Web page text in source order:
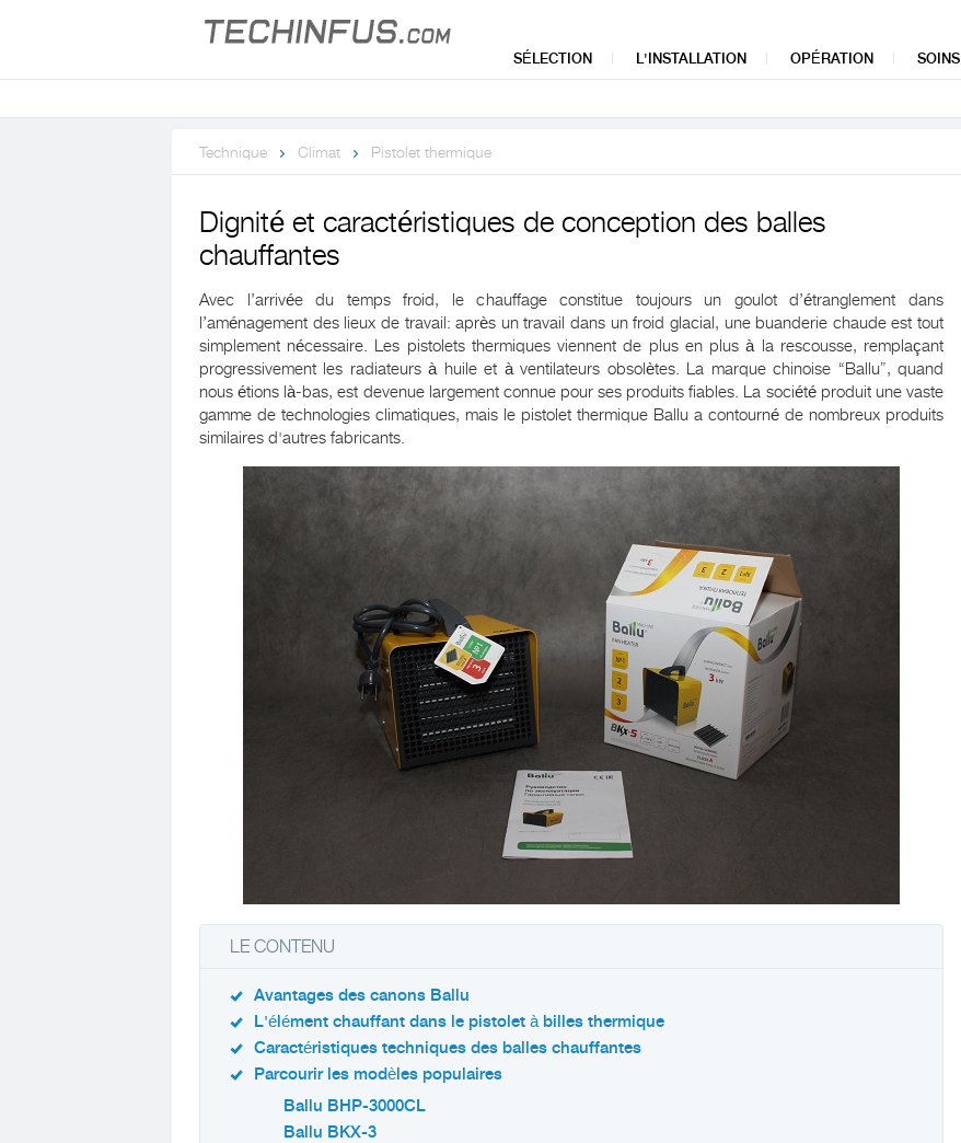
SÉLECTION L'INSTALLATION OPÉRATION SOINS
Technique Climat Pistolet thermique
Dignité et caractéristiques de conception des balles
chauffantes
Avec l’arrivée du temps froid, le chauffage constitue toujours un goulot d’étranglement dans
l’aménagement des lieux de travail: après un travail dans un froid glacial, une buanderie chaude est tout
simplement nécessaire. Les pistolets thermiques viennent de plus en plus à la rescousse, remplaçant
progressivement les radiateurs à huile et à ventilateurs obsolètes. La marque chinoise “Ballu”, quand
nous étions là-bas, est devenue largement connue pour ses produits fiables. La société produit une vaste
gamme de technologies climatiques, mais le pistolet thermique Ballu a contourné de nombreux produits
similaires d'autres fabricants.
LE CONTENU
Avantages des canons Ballu
L'élément chauffant dans le pistolet à billes thermique
Caractéristiques techniques des balles chauffantes
Parcourir les modèles populaires
Ballu BHP-3000CL
Ballu BKX-3